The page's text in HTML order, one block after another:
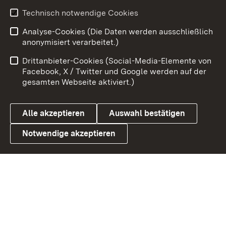
Youtube
Link zum Landesportal
Benutzungshinweise
Barrierefreiheit
Datenschutz
Cookies
Technisch notwendige Cookies
Analyse-Cookies (Die Daten werden ausschließlich
anonymisiert verarbeitet.)
Drittanbieter-Cookies (Social-Media-Elemente von
Facebook, X / Twitter und Google werden auf der
gesamten Webseite aktiviert.)
Alle akzeptieren Auswahl bestätigen
Notwendige akzeptieren